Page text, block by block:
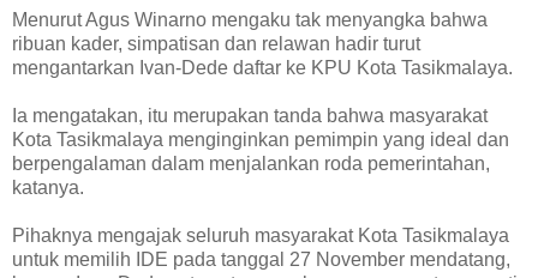
Menurut Agus Winarno mengaku tak menyangka bahwa
ribuan kader, simpatisan dan relawan hadir turut
mengantarkan Ivan-Dede daftar ke KPU Kota Tasikmalaya.
Ia mengatakan, itu merupakan tanda bahwa masyarakat
Kota Tasikmalaya menginginkan pemimpin yang ideal dan
berpengalaman dalam menjalankan roda pemerintahan,
katanya.
Pihaknya mengajak seluruh masyarakat Kota Tasikmalaya
untuk memilih IDE pada tanggal 27 November mendatang,